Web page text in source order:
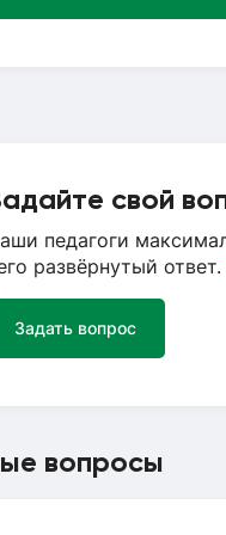
свой
педагоги
развёрнутый ответ.
Задать вопрос
вопросы